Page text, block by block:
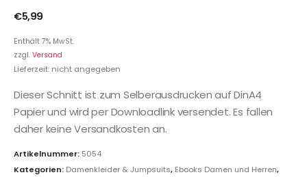
€5,99
Enthält 7% MwSt.
zzgl. Versand
Lieferzeit: nicht angegeben
Dieser Schnitt ist zum Selberausdrucken auf DinA4
Papier und wird per Downloadlink versendet. Es fallen
daher keine Versandkosten an.
Artikelnummer: 5054
Kategorien: Damenkleider & Jumpsuits, Ebooks Damen und Herren,